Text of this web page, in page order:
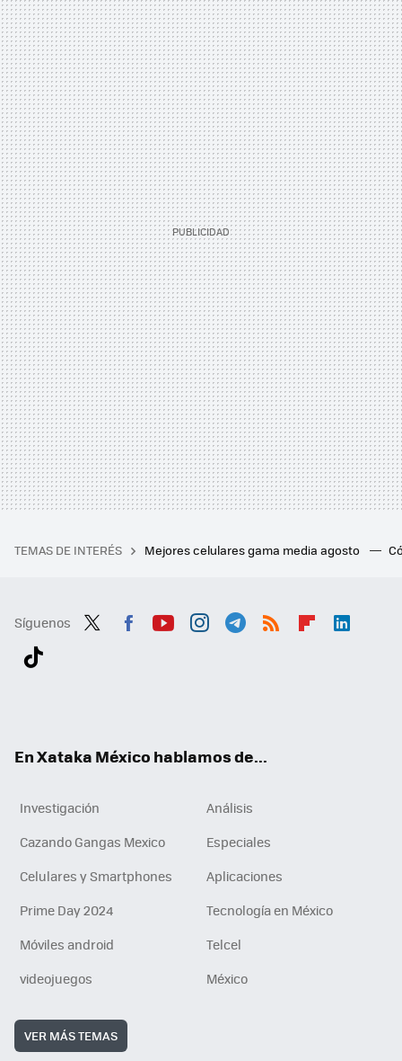
TEMAS DE INTERÉS Mejores celulares gama media agosto
Síguenos
En Xataka México hablamos de...
Investigación
Análisis
Cazando Gangas Mexico
Especiales
Celulares y Smartphones
Aplicaciones
Prime Day 2024
Tecnología en México
Móviles android
Telcel
videojuegos
México
VER MÁS TEMAS